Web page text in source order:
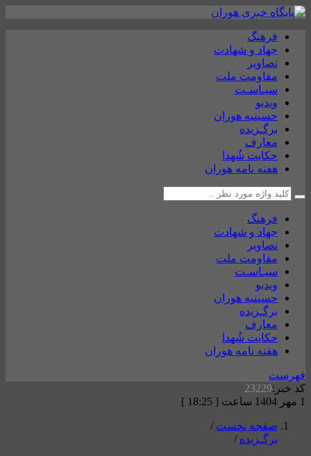
فرهنگ
جهاد و شهادت
تصاویر
مقاومت ملت
سیـاسـت
ویدیو
حسینیه هوران
برگـزیده
معارف
حکایت شُهدا
هفته نامه هوران
فرهنگ
جهاد و شهادت
تصاویر
مقاومت ملت
سیـاسـت
ویدیو
حسینیه هوران
برگـزیده
معارف
حکایت شُهدا
هفته نامه هوران
فهرست
کد خبر:23229
1 مهر 1404 ساعت [ 18:25 ]
صفحه نخست /
برگـزیده /